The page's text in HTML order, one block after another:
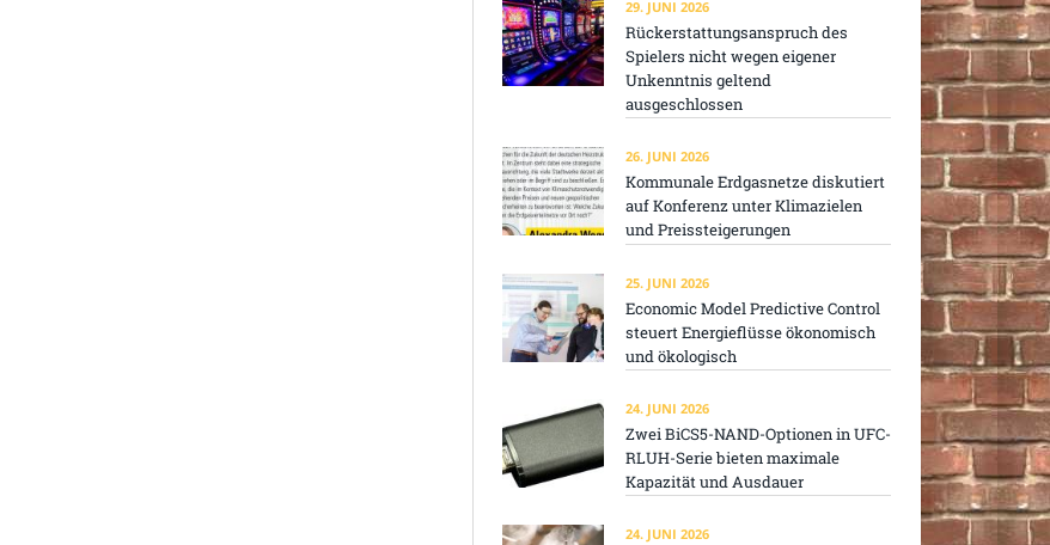
29. JUNI 2026
Rückerstattungsanspruch des
Spielers nicht wegen eigener
Unkenntnis geltend
ausgeschlossen
26. JUNI 2026
Kommunale Erdgasnetze diskutiert
auf Konferenz unter Klimazielen
und Preissteigerungen
25. JUNI 2026
Economic Model Predictive Control
steuert Energieflüsse ökonomisch
und ökologisch
24. JUNI 2026
Zwei BiCS5-NAND-Optionen in UFC-
RLUH-Serie bieten maximale
Kapazität und Ausdauer
24. JUNI 2026